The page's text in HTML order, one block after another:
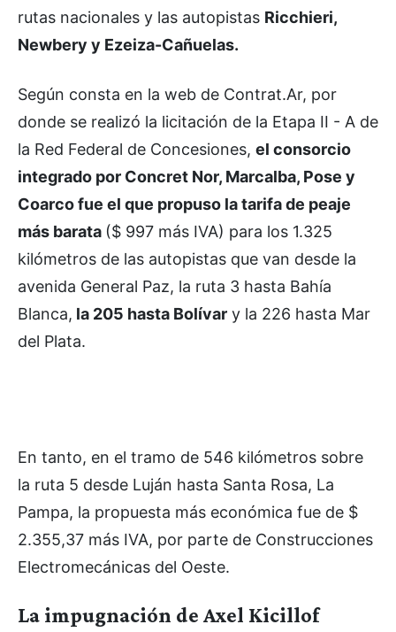
rutas nacionales y las autopistas Ricchieri,
Newbery y Ezeiza-Cañuelas.
Según consta en la web de Contrat.Ar, por
donde se realizó la licitación de la Etapa II - A de
la Red Federal de Concesiones, el consorcio
integrado por Concret Nor, Marcalba, Pose y
Coarco fue el que propuso la tarifa de peaje
más barata ($ 997 más IVA) para los 1.325
kilómetros de las autopistas que van desde la
avenida General Paz, la ruta 3 hasta Bahía
Blanca, la 205 hasta Bolívar y la 226 hasta Mar
del Plata.
En tanto, en el tramo de 546 kilómetros sobre
la ruta 5 desde Luján hasta Santa Rosa, La
Pampa, la propuesta más económica fue de $
2.355,37 más IVA, por parte de Construcciones
Electromecánicas del Oeste.
La impugnación de Axel Kicillof